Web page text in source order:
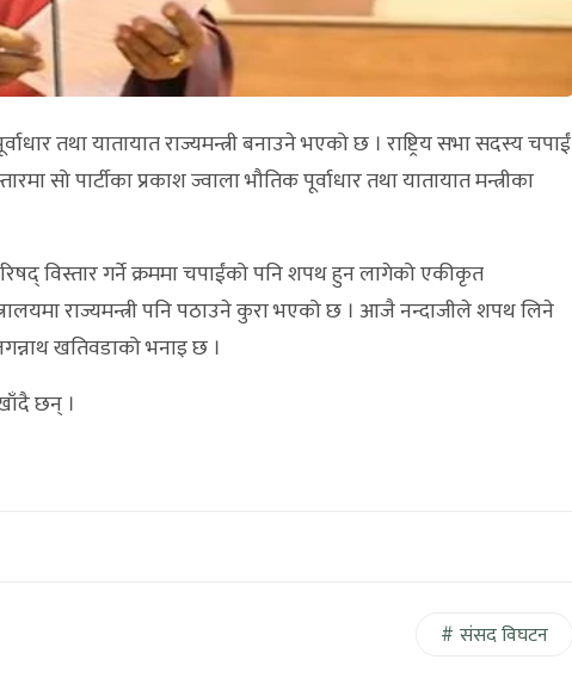
तथा यातायात राज्यमन्त्री बनाउने भएको छ । राष्ट्रिय सभा सदस्य चपाईं
सो पार्टीका प्रकाश ज्वाला भौतिक पूर्वाधार तथा यातायात मन्त्रीका
विस्तार गर्ने क्रममा चपाईंको पनि शपथ हुन लागेको एकीकृत
राज्यमन्त्री पनि पठाउने कुरा भएको छ । आजै नन्दाजीले शपथ लिने
खतिवडाको भनाइ छ ।
छन् ।
संसद विघटन